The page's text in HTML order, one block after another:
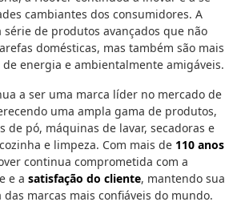
cambiantes dos consumidores. A
de produtos avançados que não
domésticas, mas também são mais
energia e ambientalmente amigáveis.
a ser uma marca líder no mercado de
uma ampla gama de produtos,
de pó, máquinas de lavar, secadoras e
e limpeza. Com mais de 110 anos
continua comprometida com a
e a satisfação do cliente, mantendo sua
marcas mais confiáveis do mundo.